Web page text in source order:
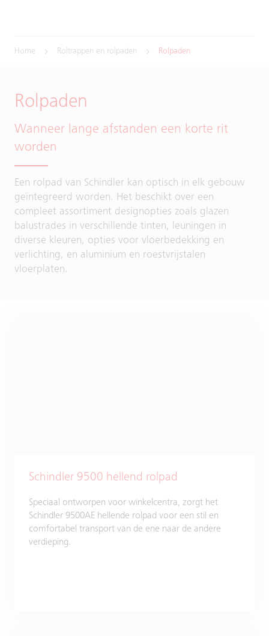
Home Roltrappen en rolpaden Rolpaden
Rolpaden
Wanneer lange afstanden een korte rit
worden
Een rolpad van Schindler kan optisch in elk gebouw
geïntegreerd worden. Het beschikt over een
compleet assortiment designopties zoals glazen
balustrades in verschillende tinten, leuningen in
diverse kleuren, opties voor vloerbedekking en
verlichting, en aluminium en roestvrijstalen
vloerplaten.
Schindler 9500 hellend rolpad
Speciaal ontworpen voor winkelcentra, zorgt het
Schindler 9500AE hellende rolpad voor een stil en
comfortabel transport van de ene naar de andere
verdieping.